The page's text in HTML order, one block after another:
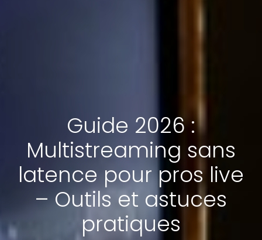
Guide 2026 :
Multistreaming sans
latence pour pros live
– Outils et astuces
pratiques